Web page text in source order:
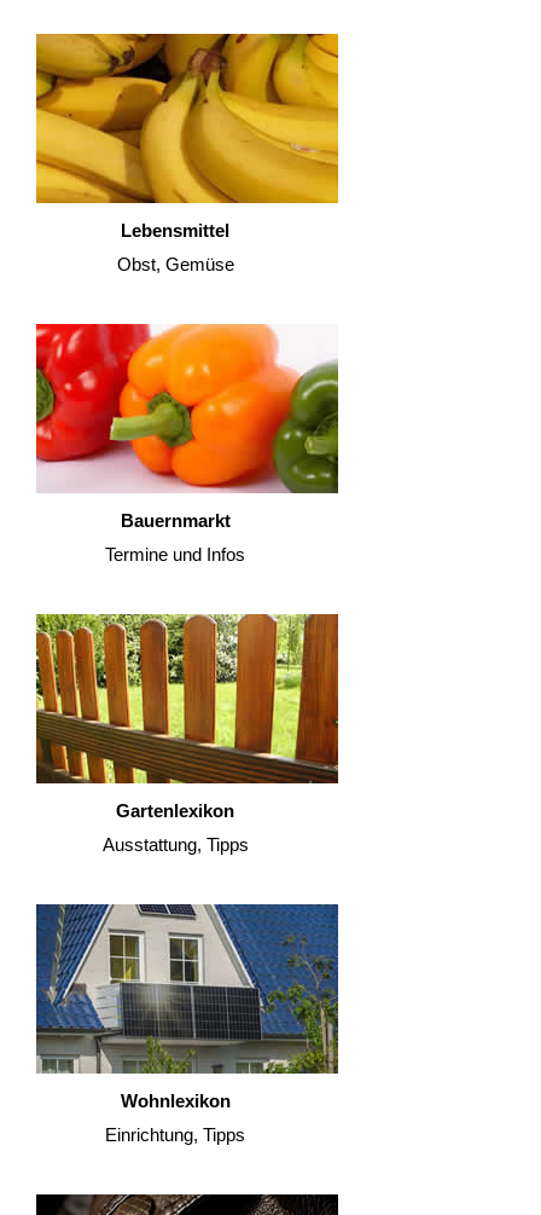
Lebensmittel
Obst, Gemüse
Bauernmarkt
Termine und Infos
Gartenlexikon
Ausstattung, Tipps
Wohnlexikon
Einrichtung, Tipps